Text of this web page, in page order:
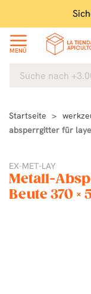
MENÜ
Startseite
absperrgitter für
EX-MET-LAY
Metall-
Beute 370 ×